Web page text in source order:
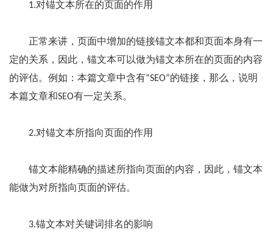
1.对锚文本所在的页面的作用
正常来讲，页面中增加的链接锚文本都和页面本身有一
定的关系，因此，锚文本可以做为锚文本所在的页面的内容
的评估。例如：本篇文章中含有“SEO”的链接，那么，说明
本篇文章和SEO有一定关系。
2.对锚文本所指向页面的作用
锚文本能精确的描述所指向页面的内容，因此，锚文本
能做为对所指向页面的评估。
3.锚文本对关键词排名的影响